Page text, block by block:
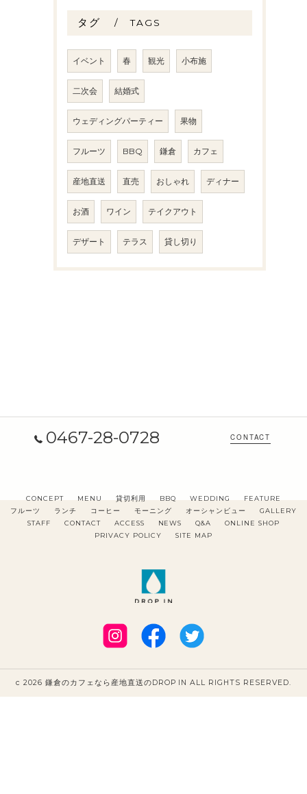
タグ TAGS
イベント 春 観光 小布施
二次会 結婚式
ウェディングパーティー 果物
フルーツ BBQ 鎌倉 カフェ
産地直送 直売 おしゃれ ディナー
お酒 ワイン テイクアウト
デザート テラス 貸し切り
0467-28-0728 CONTACT
CONCEPT MENU 貸切利用 BBQ WEDDING
FEATURE
フルーツ
ランチ コーヒー モーニング オーシャンビュー
GALLERY
STAFF
CONTACT ACCESS NEWS Q&A
ONLINE SHOP
PRIVACY POLICY
SITE MAP
c 2026 鎌倉のカフェなら産地直送のDROP IN ALL RIGHTS RESERVED.